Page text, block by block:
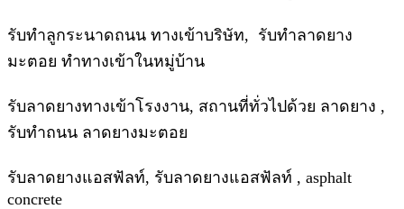
รับทำลูกระนาดถนน ทางเข้าบริษัท, รับทำลาดยาง
มะตอย ทำทางเข้าในหมู่บ้าน
รับลาดยางทางเข้าโรงงาน, สถานที่ทั่วไปด้วย ลาดยาง ,
รับทำถนน ลาดยางมะตอย
รับลาดยางแอสฟัลท์, รับลาดยางแอสฟัลท์ , asphalt
concrete